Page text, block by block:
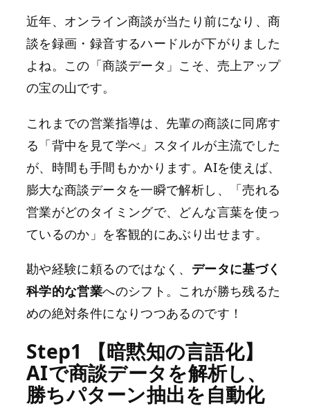
近年、オンライン商談が当たり前になり、商
談を録画・録音するハードルが下がりました
よね。この「商談データ」こそ、売上アップ
の宝の山です。
これまでの営業指導は、先輩の商談に同席す
る「背中を見て学べ」スタイルが主流でした
が、時間も手間もかかります。AIを使えば、
膨大な商談データを一瞬で解析し、「売れる
営業がどのタイミングで、どんな言葉を使っ
ているのか」を客観的にあぶり出せます。
勘や経験に頼るのではなく、 データに基づく
科学的な営業へのシフト。これが勝ち残るた
めの絶対条件になりつつあるのです！
Step1 【暗黙知の言語化】
AIで商談データを解析し、
勝ちパターン抽出を自動化